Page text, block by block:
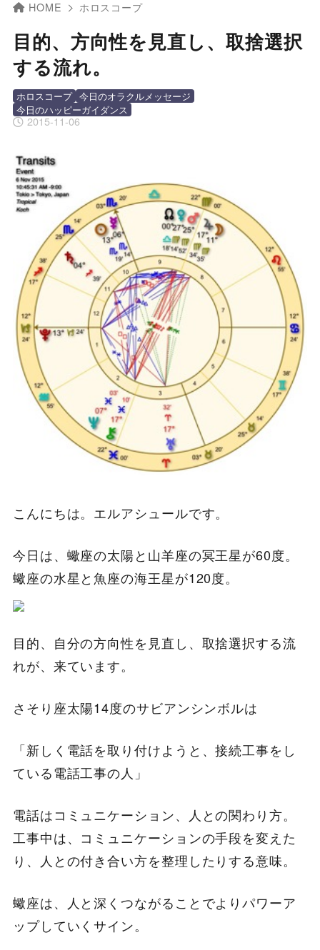
HOME ホロスコープ
目的、方向性を見直し、取捨選択
する流れ。
2015-11-06
ホロスコープ 今日のオラクルメッセージ
今日のハッピーガイダンス
こんにちは。エルアシュールです。
今日は、蠍座の太陽と山羊座の冥王星が60度。
蠍座の水星と魚座の海王星が120度。
目的、自分の方向性を見直し、取捨選択する流
れが、来ています。
さそり座太陽14度のサビアンシンボルは
「新しく電話を取り付けようと、接続工事をし
ている電話工事の人」
電話はコミュニケーション、人との関わり方。
工事中は、コミュニケーションの手段を変えた
り、人との付き合い方を整理したりする意味。
蠍座は、人と深くつながることでよりパワーア
ップしていくサイン。